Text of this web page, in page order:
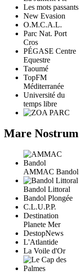
Les mots passants
New Evasion
O.M.C.A.L.
Parc Nat. Port
Cros
PÉGASE Centre
Equestre
Taoumé
TopFM
Méditerranée
Université du
temps libre
Mare Nostrum
AMMAC Bandol
Bandol Littoral
Bandol Plongée
C.L.U.P.P.
Destination
Planete Mer
DestopNews
L'Atlantide
La Voile d'Or